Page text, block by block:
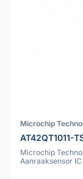
Microchip
AT42QT1011-
Microchip
Aanraaksensor